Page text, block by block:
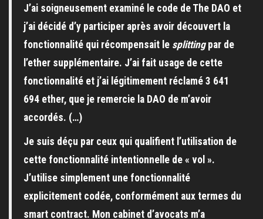
J’ai soigneusement examiné le code de The DAO et
j’ai décidé d’y participer après avoir découvert la
fonctionnalité qui récompensait le splittingpar de
l’ether supplémentaire. J’ai fait usage de cette
fonctionnalité et j’ai légitimement réclamé 3 641
694 ether, que je remercie la DAO de m’avoir
accordés. (…)
Je suis déçu par ceux qui qualifient l’utilisation de
cette fonctionnalité intentionnelle de « vol ».
J’utilise simplement une fonctionnalité
explicitement codée, conformément aux termes du
smart contract. Mon cabinet d’avocats m’a